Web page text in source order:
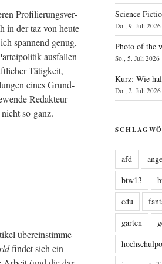
Pro­fi­lie­rungs­ver­
in der taz von heu­te
span­nend genug,
aus­fal­len­
Tätig­keit,
eines Grund­
Redak­teur
so ganz.
über­ein­stim­me –
fin­det sich ein
Science
Do., 9. Juli 2026
Photo of the
So., 5. Juli 2026
Kurz: Wie
Do., 2. Juli 2026
afd
btw13
cdu
garten